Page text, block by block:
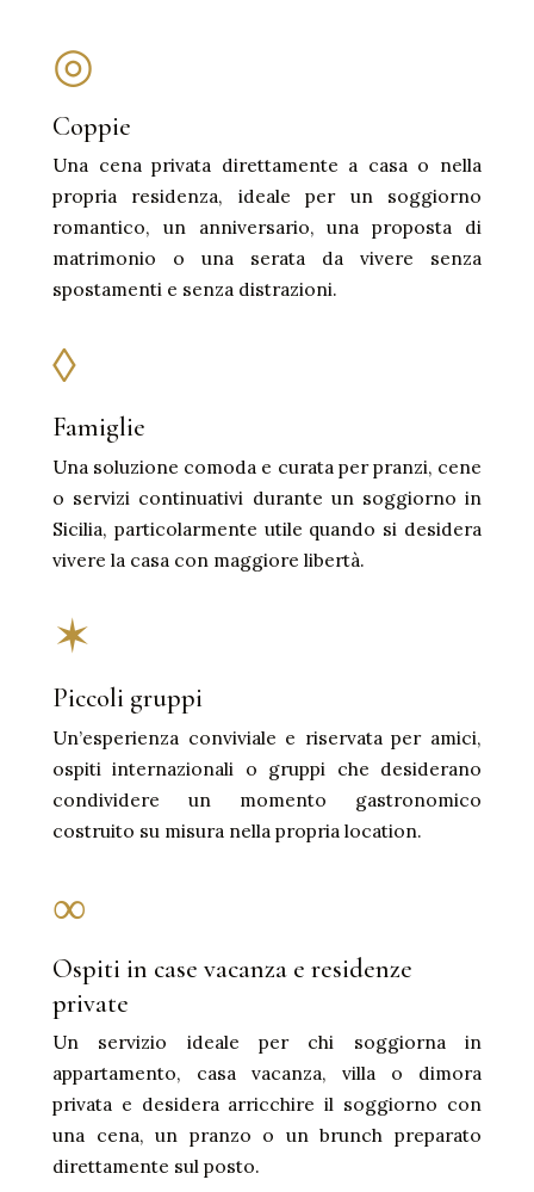
◎
Coppie
Una cena privata direttamente a casa o nella
propria residenza, ideale per un soggiorno
romantico, un anniversario, una proposta di
matrimonio o una serata da vivere senza
spostamenti e senza distrazioni.
◊
Famiglie
Una soluzione comoda e curata per pranzi, cene
o servizi continuativi durante un soggiorno in
Sicilia, particolarmente utile quando si desidera
vivere la casa con maggiore libertà.
✶
Piccoli gruppi
Un’esperienza conviviale e riservata per amici,
ospiti internazionali o gruppi che desiderano
condividere un momento gastronomico
costruito su misura nella propria location.
∞
Ospiti in case vacanza e residenze
private
Un servizio ideale per chi soggiorna in
appartamento, casa vacanza, villa o dimora
privata e desidera arricchire il soggiorno con
una cena, un pranzo o un brunch preparato
direttamente sul posto.